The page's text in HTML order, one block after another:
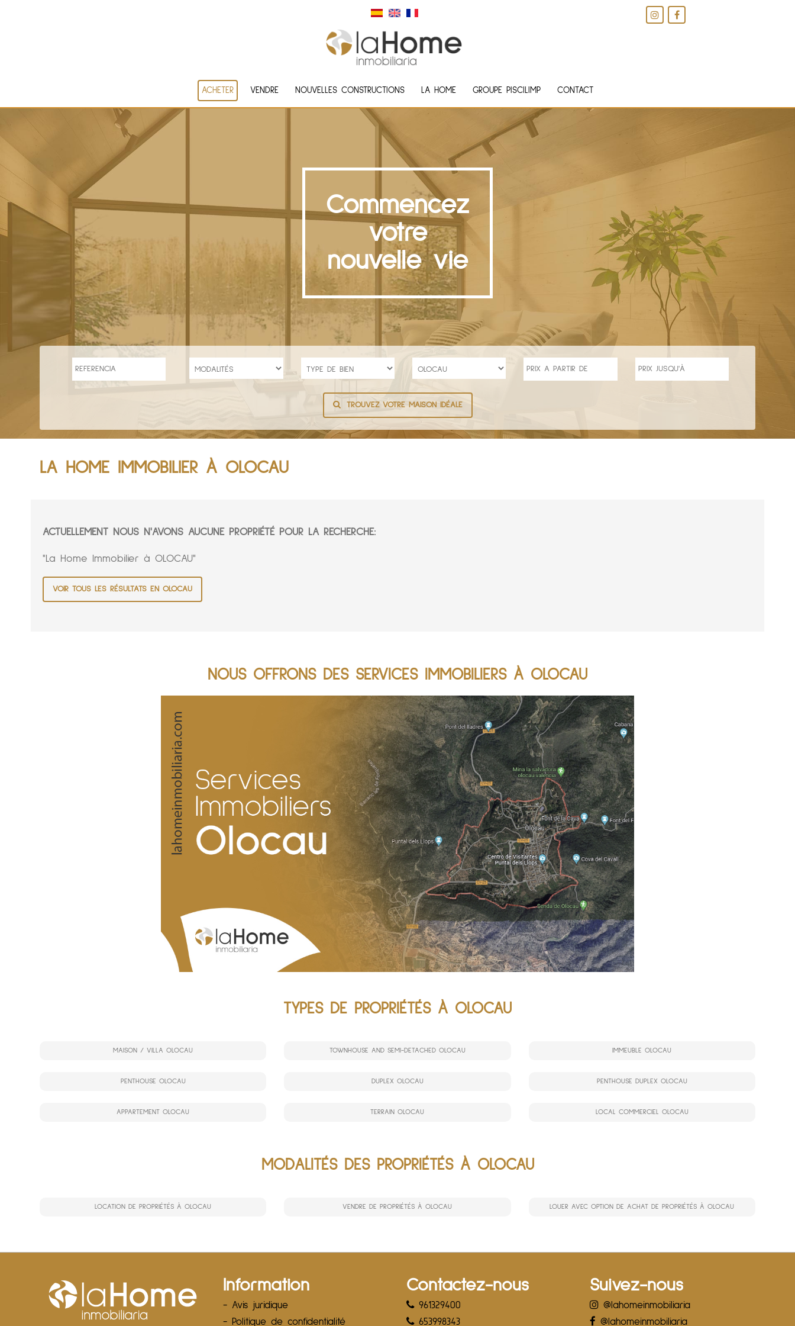
ACHETER VENDRE NOUVELLES CONSTRUCTIONS LA HOME GROUPE PISCILIMP CONTACT
Commencez
votre
nouvelle vie
TROUVEZ VOTRE MAISON IDÉALE
LA HOME IMMOBILIER À OLOCAU
ACTUELLEMENT NOUS N'AVONS AUCUNE PROPRIÉTÉ POUR LA RECHERCHE:
"La Home Immobilier à OLOCAU"
VOIR TOUS LES RÉSULTATS EN OLOCAU
NOUS OFFRONS DES SERVICES IMMOBILIERS À OLOCAU
TYPES DE PROPRIÉTÉS À OLOCAU
MAISON / VILLA OLOCAU TOWNHOUSE AND SEMI-DETACHED OLOCAU IMMEUBLE OLOCAU
PENTHOUSE OLOCAU DUPLEX OLOCAU PENTHOUSE DUPLEX OLOCAU
APPARTEMENT OLOCAU TERRAIN OLOCAU LOCAL COMMERCIEL OLOCAU
MODALITÉS DES PROPRIÉTÉS À OLOCAU
LOCATION DE PROPRIÉTÉS À OLOCAU VENDRE DE PROPRIÉTÉS À OLOCAU LOUER AVEC OPTION DE ACHAT DE PROPRIÉTÉS À OLOCAU
Information
- Avis juridique
- Politique de confidentialité
Contactez-nous
961329400
653998343
Suivez-nous
@lahomeinmobiliaria
@lahomeinmobiliaria